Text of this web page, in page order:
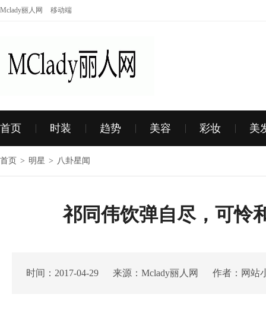
Mclady丽人网 移动端
首页 时装 趋势 美容 彩妆 美
首页 > 明星 > 八卦星闻
祁同伟饮弹自尽，可怜
时间：2017-04-29 来源：Mclady丽人网 作者：网站